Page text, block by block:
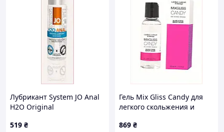
Лубрикант System JO Anal
H2O Original
60 мл 2M726539H
519 ₴
Гель Mix Gliss Candy для
легкого скольжения и
869 ₴